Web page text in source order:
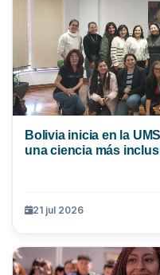
Bolivia inicia en la
una ciencia más
21 jul 2026